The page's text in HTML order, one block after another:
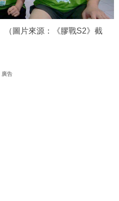
（圖片來源：《膠戰S2》截
廣告